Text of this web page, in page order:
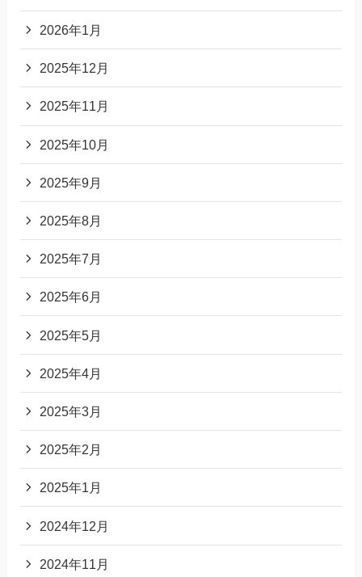
2026年1月
2025年12月
2025年11月
2025年10月
2025年9月
2025年8月
2025年7月
2025年6月
2025年5月
2025年4月
2025年3月
2025年2月
2025年1月
2024年12月
2024年11月